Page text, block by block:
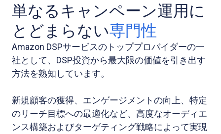
単なるキャンペーン運用に
とどまらない専門性
Amazon DSPサービスのトッププロバイダーの一
社として、DSP投資から最大限の価値を引き出す
方法を熟知しています。
新規顧客の獲得、エンゲージメントの向上、特定
のリーチ目標への最適化など、高度なオーディエ
ンス構築およびターゲティング戦略によって実現